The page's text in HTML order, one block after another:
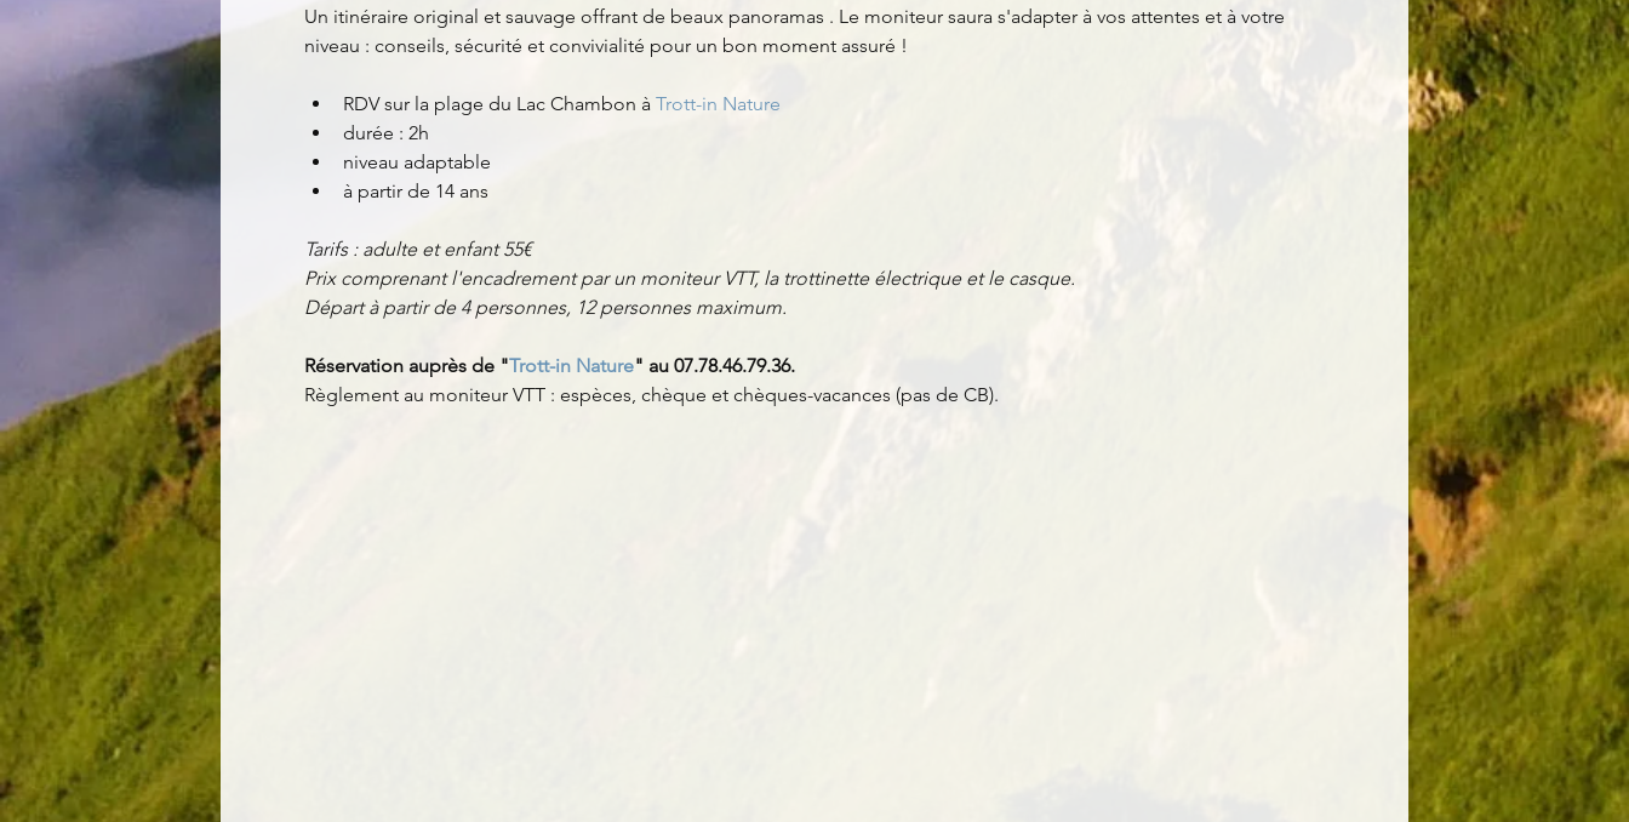
Un itinéraire original et sauvage offrant de beaux panoramas . Le moniteur saura s'adapter à vos attentes et à votre
niveau : conseils, sécurité et convivialité pour un bon moment assuré !
RDV sur la plage du Lac Chambon à Trott-in Nature
durée : 2h
niveau adaptable
à partir de 14 ans
Tarifs : adulte et enfant 55€
Prix comprenant l'encadrement par un moniteur VTT, la trottinette électrique et le casque.
Départ à partir de 4 personnes, 12 personnes maximum.
Réservation auprès de "Trott-in Nature" au 07.78.46.79.36.
Règlement au moniteur VTT : espèces, chèque et chèques-vacances (pas de CB).